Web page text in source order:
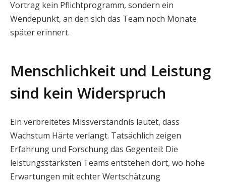
Vortrag kein Pflichtprogramm, sondern ein
Wendepunkt, an den sich das Team noch Monate
später erinnert.
Menschlichkeit und Leistung
sind kein Widerspruch
Ein verbreitetes Missverständnis lautet, dass
Wachstum Härte verlangt. Tatsächlich zeigen
Erfahrung und Forschung das Gegenteil: Die
leistungsstärksten Teams entstehen dort, wo hohe
Erwartungen mit echter Wertschätzung